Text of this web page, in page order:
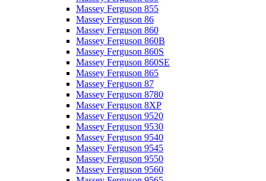
Massey Ferguson 855
Massey Ferguson 86
Massey Ferguson 860
Massey Ferguson 860B
Massey Ferguson 860S
Massey Ferguson 860SE
Massey Ferguson 865
Massey Ferguson 87
Massey Ferguson 8780
Massey Ferguson 8XP
Massey Ferguson 9520
Massey Ferguson 9530
Massey Ferguson 9540
Massey Ferguson 9545
Massey Ferguson 9550
Massey Ferguson 9560